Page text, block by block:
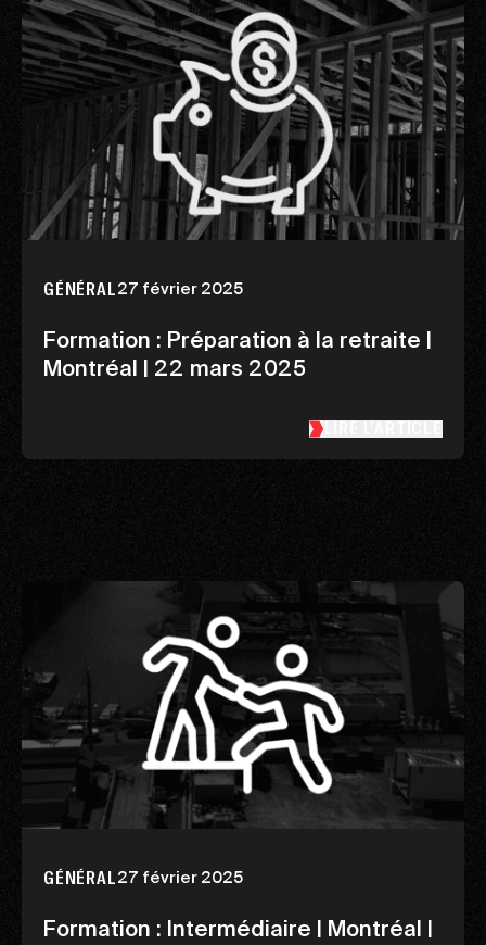
GÉNÉRAL27 février 2025
Formation : Préparation à la retraite |
Montréal | 22 mars 2025
GÉNÉRAL27 février 2025
Formation : Intermédiaire | Montréal |